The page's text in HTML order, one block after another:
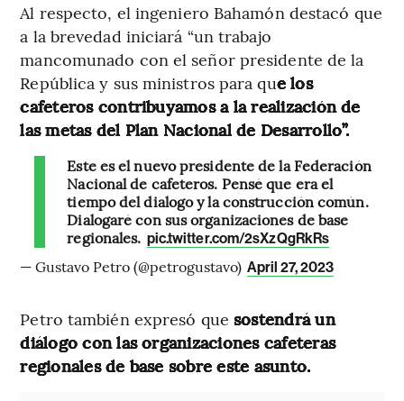
Al respecto, el ingeniero Bahamón destacó que
a la brevedad iniciará “un trabajo
mancomunado con el señor presidente de la
República y sus ministros para que los
cafeteros contribuyamos a la realización de
las metas del Plan Nacional de Desarrollo”.
Este es el nuevo presidente de la Federación
Nacional de cafeteros. Pensé que era el
tiempo del dialogo y la construcción común.
Dialogaré con sus organizaciones de base
regionales. pic.twitter.com/2sXzQgRkRs
— Gustavo Petro (@petrogustavo) April 27, 2023
Petro también expresó que sostendrá un
diálogo con las organizaciones cafeteras
regionales de base sobre este asunto.